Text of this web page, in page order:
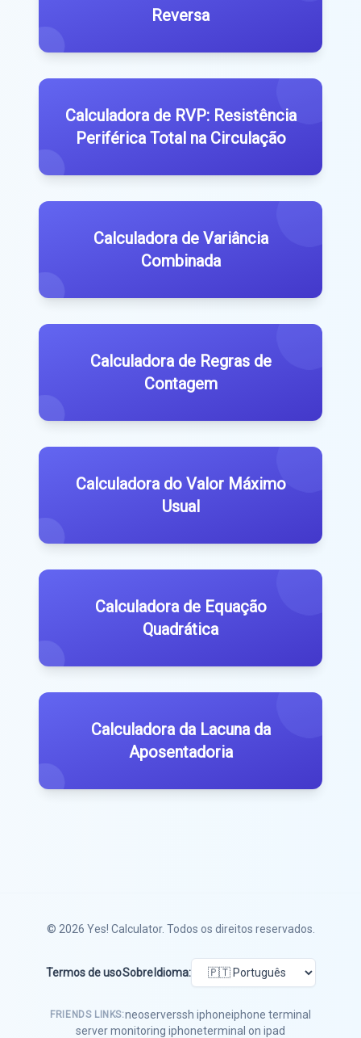
Reversa
Calculadora de RVP: Resistência
Periférica Total na Circulação
Calculadora de Variância
Combinada
Calculadora de Regras de
Contagem
Calculadora do Valor Máximo
Usual
Calculadora de Equação
Quadrática
Calculadora da Lacuna da
Aposentadoria
© 2026 Yes! Calculator. Todos os direitos reservados.
Termos de usoSobre Idioma:
FRIENDS LINKS:neoserverssh iphoneiphone terminal
server monitoring iphoneterminal on ipad